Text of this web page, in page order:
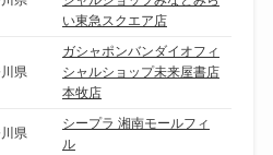
い東急スクエア店
県
ガシャポンバンダイオフィ
シャルショップ未来屋書店
本牧店
県
シープラ 湘南モールフィ
ル